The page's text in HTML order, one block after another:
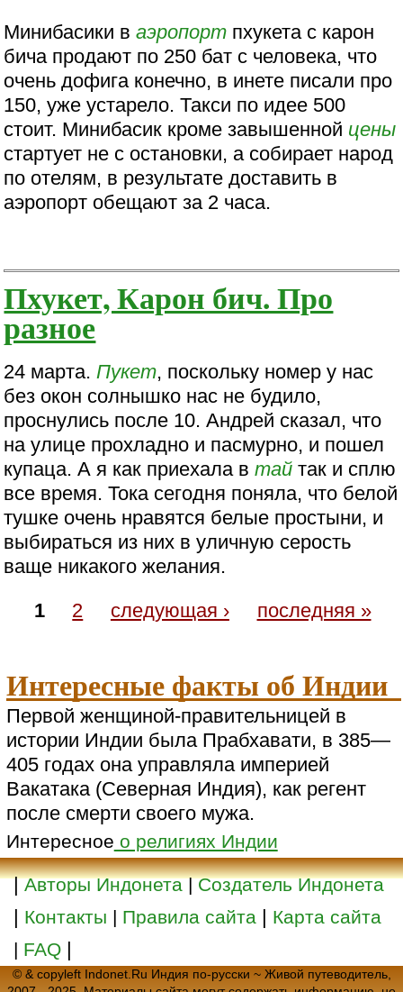
Минибасики ваэропорт пхукета с карон
бича продают по 250 бат с человека, что
очень дофига конечно, в инете писали про
150, уже устарело. Такси по идее 500
стоит. Минибасик кроме завышенной цены
стартует не с остановки, а собирает народ
по отелям, в результате доставить в
аэропорт обещают за 2 часа.
Пхукет, Карон бич. Про
разное
24 марта. Пукет, поскольку номер у нас
без окон солнышко нас не будило,
проснулись после 10. Андрей сказал, что
на улице прохладно и пасмурно, и пошел
купаца. А я как приехала втай так и сплю
все время. Тока сегодня поняла, что белой
тушке очень нравятся белые простыни, и
выбираться из них в уличную серость
ваще никакого желания.
1
2 следующая › последняя »
Интересные факты об Индии
Первой женщиной-правительницей в
истории Индии была Прабхавати, в 385—
405 годах она управляла империей
Вакатака (Северная Индия), как регент
после смерти своего мужа.
Интересное о религиях Индии
|Авторы Индонета|Создатель Индонета
| Контакты | Правила сайта | Карта сайта
| FAQ |
© & copyleft Indonet.Ru Индия по-русски ~ Живой путеводитель,